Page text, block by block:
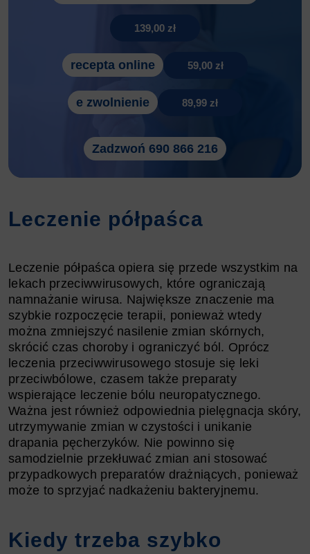
139,00 zł
recepta online 59,00 zł
e zwolnienie 89,99 zł
Zadzwoń 690 866 216
Leczenie półpaśca
Leczenie półpaśca opiera się przede wszystkim na
lekach przeciwwirusowych, które ograniczają
namnażanie wirusa. Największe znaczenie ma
szybkie rozpoczęcie terapii, ponieważ wtedy
można zmniejszyć nasilenie zmian skórnych,
skrócić czas choroby i ograniczyć ból. Oprócz
leczenia przeciwwirusowego stosuje się leki
przeciwbólowe, czasem także preparaty
wspierające leczenie bólu neuropatycznego.
Ważna jest również odpowiednia pielęgnacja skóry,
utrzymywanie zmian w czystości i unikanie
drapania pęcherzyków. Nie powinno się
samodzielnie przekłuwać zmian ani stosować
przypadkowych preparatów drażniących, ponieważ
może to sprzyjać nadkażeniu bakteryjnemu.
Kiedy trzeba szybko